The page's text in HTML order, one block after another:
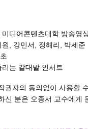
디어콘텐츠대학 방송영
, 강민서, 정해리, 박세준
는 갈대밭 인서트
권자의 동의없이 사용할
신 분은 오종서 교수에게